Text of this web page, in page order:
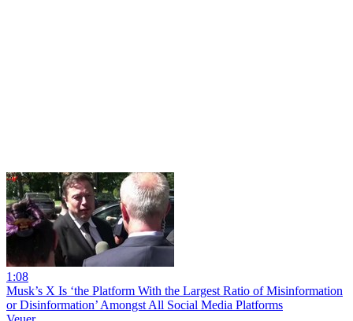
1:08
Musk’s X Is ‘the Platform With the Largest Ratio of Misinformation
or Disinformation’ Amongst All Social Media Platforms